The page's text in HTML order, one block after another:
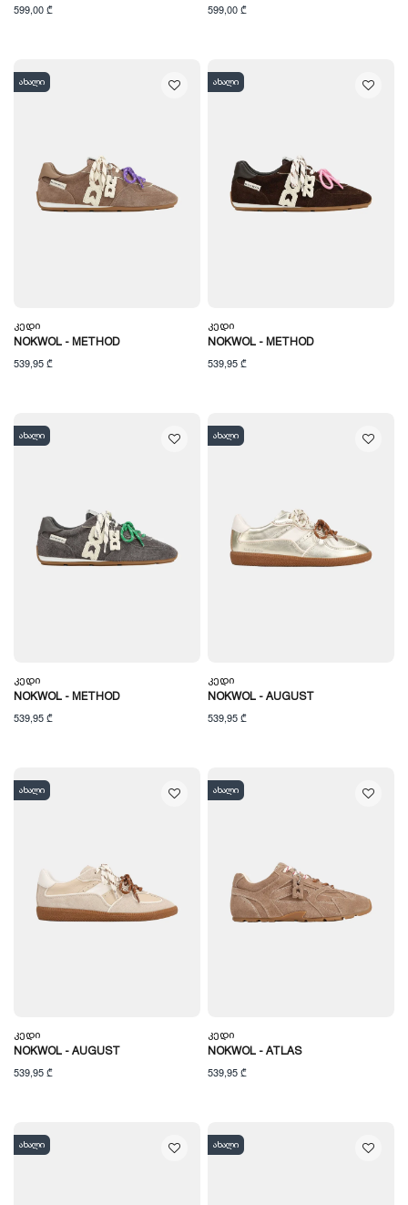
599,00 ₾ 599,00 ₾
ახალი
Კედი
NOKWOL - METHOD
539,95 ₾
ახალი
Კედი
NOKWOL - METHOD
539,95 ₾
ახალი
Კედი
NOKWOL - METHOD
539,95 ₾
ახალი
Კედი
NOKWOL - AUGUST
539,95 ₾
ახალი
Კედი
NOKWOL - AUGUST
539,95 ₾
ახალი
Კედი
NOKWOL - ATLAS
539,95 ₾
ახალი ახალი